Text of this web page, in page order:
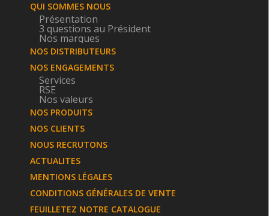
QUI SOMMES NOUS
Présentation
3 questions au Président
Nos marques
NOS DISTRIBUTEURS
NOS ENGAGEMENTS
Services
RSE
Nos valeurs
NOS PRODUITS
NOS CLIENTS
NOUS RECRUTONS
ACTUALITES
MENTIONS LÉGALES
CONDITIONS GÉNÉRALES DE VENTE
FEUILLETEZ NOTRE CATALOGUE